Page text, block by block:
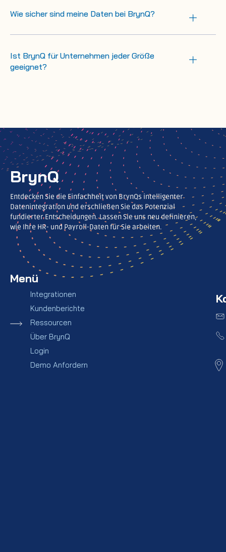
Wie sicher sind meine Daten bei BrynQ?
Ist BrynQ für Unternehmen jeder Größe
geeignet?
BrynQ
Entdecken Sie die Einfachheit von BrynQs intelligenter
Datenintegration und erschließen Sie das Potenzial
fundierter Entscheidungen. Lassen Sie uns neu definieren,
wie Ihre HR- und Payroll-Daten für Sie arbeiten.
Menü
Integrationen
Kundenberichte
Ressourcen
Über BrynQ
Login
Demo Anfordern